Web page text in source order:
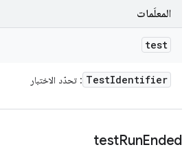
المعلَمات
test
TestIdentifier : تحدّد الاختبار
testRunEnded